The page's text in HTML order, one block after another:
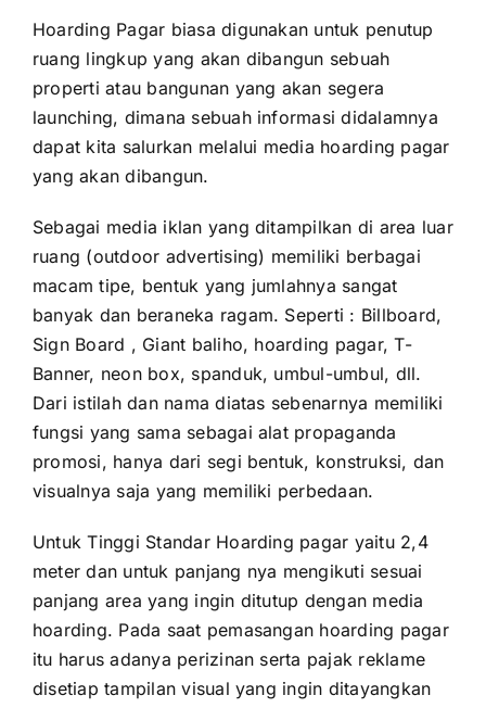
Hoarding Pagar biasa digunakan untuk penutup
ruang lingkup yang akan dibangun sebuah
properti atau bangunan yang akan segera
launching, dimana sebuah informasi didalamnya
dapat kita salurkan melalui media hoarding pagar
yang akan dibangun.
Sebagai media iklan yang ditampilkan di area luar
ruang (outdoor advertising) memiliki berbagai
macam tipe, bentuk yang jumlahnya sangat
banyak dan beraneka ragam. Seperti : Billboard,
Sign Board , Giant baliho, hoarding pagar, T-
Banner, neon box, spanduk, umbul-umbul, dll.
Dari istilah dan nama diatas sebenarnya memiliki
fungsi yang sama sebagai alat propaganda
promosi, hanya dari segi bentuk, konstruksi, dan
visualnya saja yang memiliki perbedaan.
Untuk Tinggi Standar Hoarding pagar yaitu 2,4
meter dan untuk panjang nya mengikuti sesuai
panjang area yang ingin ditutup dengan media
hoarding. Pada saat pemasangan hoarding pagar
itu harus adanya perizinan serta pajak reklame
disetiap tampilan visual yang ingin ditayangkan